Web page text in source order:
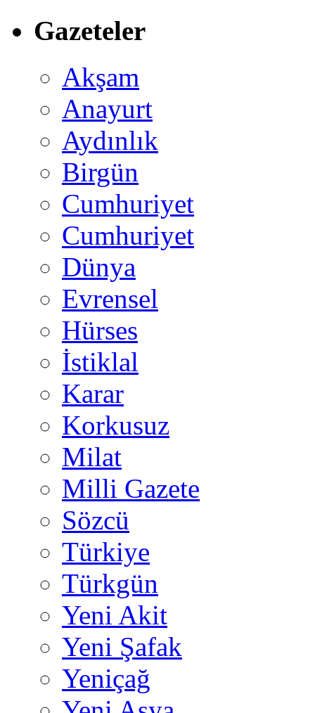
Gazeteler
Akşam
Anayurt
Aydınlık
Birgün
Cumhuriyet
Cumhuriyet
Dünya
Evrensel
Hürses
İstiklal
Karar
Korkusuz
Milat
Milli Gazete
Sözcü
Türkiye
Türkgün
Yeni Akit
Yeni Şafak
Yeniçağ